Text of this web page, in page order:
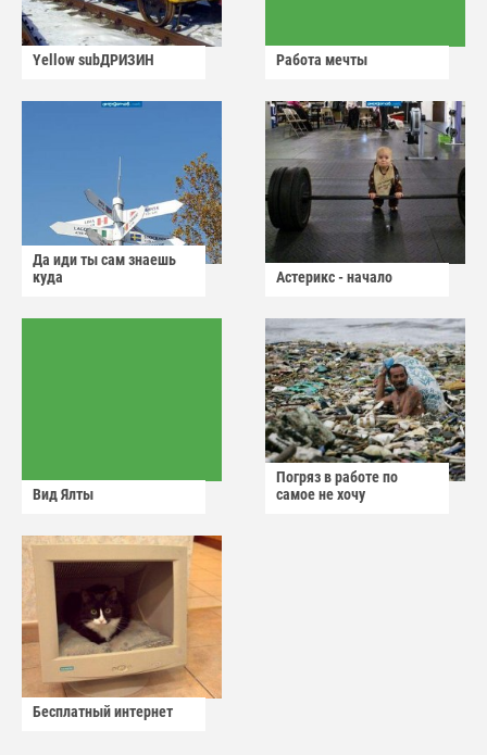
Yellow subДРИЗИН Работа мечты
Да иди ты сам знаешь
куда
Астерикс - начало
Вид Ялты
Погряз в работе по
самое не хочу
Бесплатный интернет